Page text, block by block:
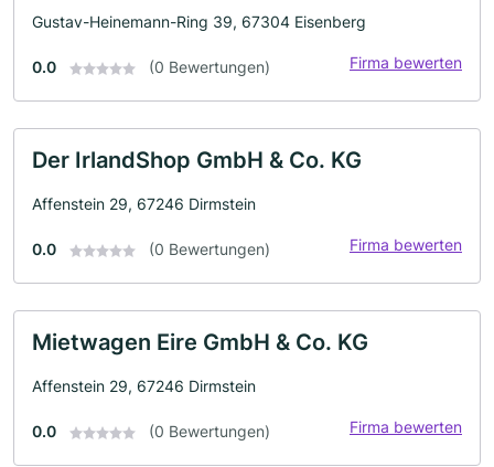
Gustav-Heinemann-Ring 39, 67304 Eisenberg
0.0 (0 Bewertungen) Firma bewerten
Der IrlandShop GmbH & Co. KG
Affenstein 29, 67246 Dirmstein
0.0 (0 Bewertungen) Firma bewerten
Mietwagen Eire GmbH & Co. KG
Affenstein 29, 67246 Dirmstein
0.0 (0 Bewertungen) Firma bewerten